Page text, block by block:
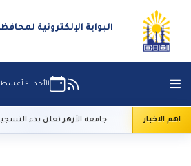
البوابة الإلكترونية
الأحد، ٩ أغسطس ٢٠٢٦
اهم الاخبار جامعة الأزهر تعلن بدء التسجيل